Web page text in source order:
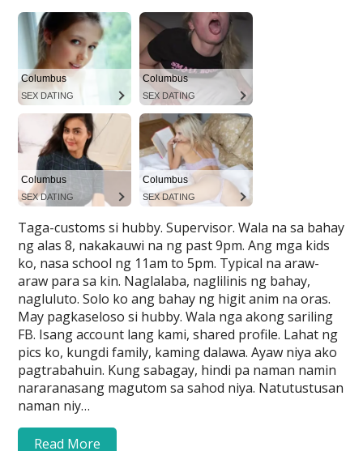
Taga-customs si hubby. Supervisor. Wala na sa bahay
ng alas 8, nakakauwi na ng past 9pm. Ang mga kids
ko, nasa school ng 11am to 5pm. Typical na araw-
araw para sa kin. Naglalaba, naglilinis ng bahay,
nagluluto. Solo ko ang bahay ng higit anim na oras.
May pagkaseloso si hubby. Wala nga akong sariling
FB. Isang account lang kami, shared profile. Lahat ng
pics ko, kungdi family, kaming dalawa. Ayaw niya ako
pagtrabahuin. Kung sabagay, hindi pa naman namin
nararanasang magutom sa sahod niya. Natutustusan
naman niy…
Read More